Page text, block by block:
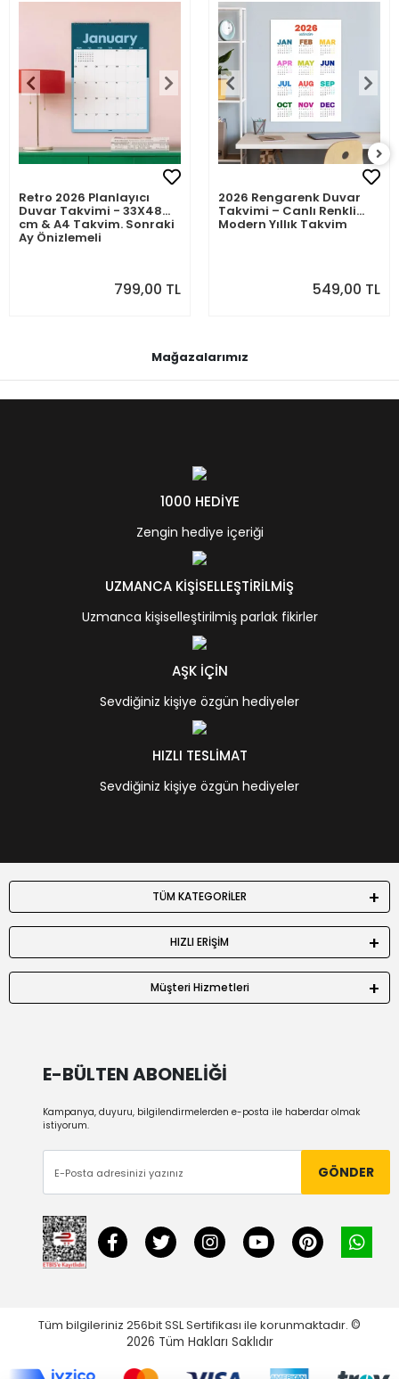
Retro 2026 Planlayıcı
Duvar Takvimi - 33X48
cm & A4 Takvim. Sonraki
Ay Önizlemeli
799,00 TL
2026 Rengarenk Duvar
Takvimi – Canlı Renkli
Modern Yıllık Takvim
549,00 TL
Mağazalarımız
1000 HEDİYE
Zengin hediye içeriği
UZMANCA KİŞİSELLEŞTİRİLMİŞ
Uzmanca kişiselleştirilmiş parlak fikirler
AŞK İÇİN
Sevdiğiniz kişiye özgün hediyeler
HIZLI TESLİMAT
Sevdiğiniz kişiye özgün hediyeler
TÜM KATEGORİLER
HIZLI ERİŞİM
Müşteri Hizmetleri
E-BÜLTEN ABONELİĞİ
Kampanya, duyuru, bilgilendirmelerden e-posta ile haberdar olmak
istiyorum.
GÖNDER
Tüm bilgileriniz 256bit SSL Sertifikası ile korunmaktadır. ©
2026 Tüm Hakları Saklıdır